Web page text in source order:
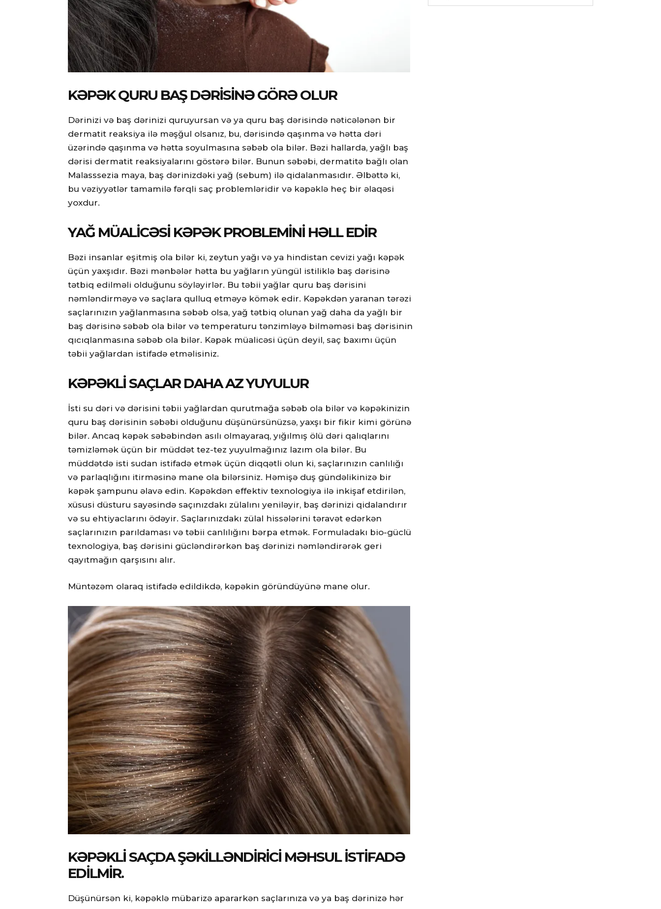
KƏPƏK QURU BAŞ DƏRISINƏ GÖRƏ OLUR
Dərinizi və baş dərinizi quruyursan və ya quru baş dərisində nəticələnən bir
dermatit reaksiya ilə məşğul olsanız, bu, dərisində qaşınma və hətta dəri
üzərində qaşınma və hətta soyulmasına səbəb ola bilər. Bəzi hallarda, yağlı baş
dərisi dermatit reaksiyalarını göstərə bilər. Bunun səbəbi, dermatitə bağlı olan
Malasssezia maya, baş dərinizdəki yağ (sebum) ilə qidalanmasıdır. Əlbəttə ki,
bu vəziyyətlər tamamilə fərqli saç problemləridir və kəpəklə heç bir əlaqəsi
yoxdur.
YAĞ MÜALICƏSI KƏPƏK PROBLEMINI HƏLL EDIR
Bəzi insanlar eşitmiş ola bilər ki, zeytun yağı və ya hindistan cevizi yağı kəpək
üçün yaxşıdır. Bəzi mənbələr hətta bu yağların yüngül istiliklə baş dərisinə
tətbiq edilməli olduğunu söyləyirlər. Bu təbii yağlar quru baş dərisini
nəmləndirməyə və saçlara qulluq etməyə kömək edir. Kəpəkdən yaranan tərəzi
saçlarınızın yağlanmasına səbəb olsa, yağ tətbiq olunan yağ daha da yağlı bir
baş dərisinə səbəb ola bilər və temperaturu tənzimləyə bilməməsi baş dərisinin
qıcıqlanmasına səbəb ola bilər. Kəpək müalicəsi üçün deyil, saç baxımı üçün
təbii yağlardan istifadə etməlisiniz.
KƏPƏKLI SAÇLAR DAHA AZ YUYULUR
İsti su dəri və dərisini təbii yağlardan qurutmağa səbəb ola bilər və kəpəkinizin
quru baş dərisinin səbəbi olduğunu düşünürsünüzsə, yaxşı bir fikir kimi görünə
bilər. Ancaq kəpək səbəbindən asılı olmayaraq, yığılmış ölü dəri qalıqlarını
təmizləmək üçün bir müddət tez-tez yuyulmağınız lazım ola bilər. Bu
müddətdə isti sudan istifadə etmək üçün diqqətli olun ki, saçlarınızın canlılığı
və parlaqlığını itirməsinə mane ola bilərsiniz. Həmişə duş gündəlikinizə bir
kəpək şampunu əlavə edin. Kəpəkdən effektiv texnologiya ilə inkişaf etdirilən,
xüsusi düsturu sayəsində saçınızdakı zülalını yeniləyir, baş dərinizi qidalandırır
və su ehtiyaclarını ödəyir. Saçlarınızdakı zülal hissələrini təravət edərkən
saçlarınızın parıldaması və təbii canlılığını bərpa etmək. Formuladakı bio-güclü
texnologiya, baş dərisini gücləndirərkən baş dərinizi nəmləndirərək geri
qayıtmağın qarşısını alır.
Müntəzəm olaraq istifadə edildikdə, kəpəkin göründüyünə mane olur.
KƏPƏKLI SAÇDA ŞƏKILLƏNDIRICI MƏHSUL ISTIFADƏ
EDILMIR.
Düşünürsən ki, kəpəklə mübarizə apararkən saçlarınıza və ya baş dərinizə hər